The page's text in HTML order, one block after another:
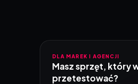
DLA MAREK I AGENCJI
Masz sprzęt, który
przetestować?